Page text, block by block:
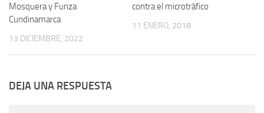
Mosquera y Funza
Cundinamarca
13 DICIEMBRE, 2022
contra el microtráfico
11 ENERO, 2018
DEJA UNA RESPUESTA